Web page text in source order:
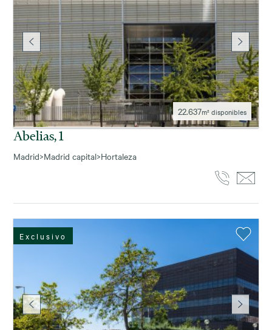
22.637m² disponibles
Abelias, 1
Madrid>Madrid capital>Hortaleza
Exclusivo